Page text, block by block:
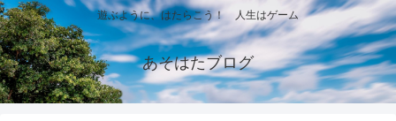
遊ぶように、はたらこう！ 人生はゲーム
あそはたブログ